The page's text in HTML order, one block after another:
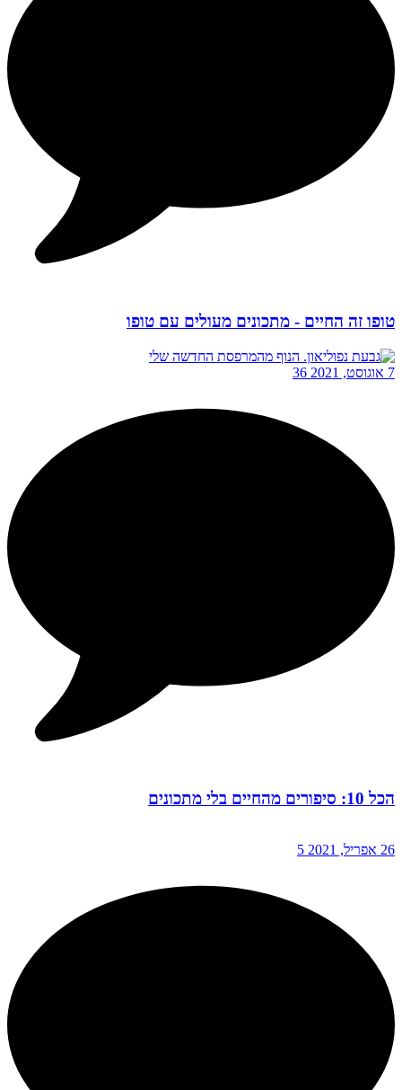
טופו זה החיים - מתכונים מעולים עם טופו
7 אוגוסט, 2021 36
הכל 10: סיפורים מהחיים בלי מתכונים
26 אפריל, 2021 5